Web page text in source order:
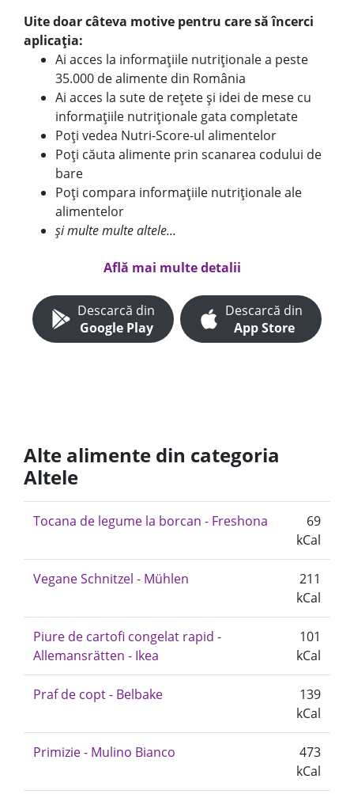
Uite doar câteva motive pentru care să încerci
aplicația:
Ai acces la informațiile nutriționale a peste
35.000 de alimente din România
Ai acces la sute de rețete și idei de mese cu
informațiile nutriționale gata completate
Poți vedea Nutri-Score-ul alimentelor
Poți căuta alimente prin scanarea codului de
bare
Poți compara informațiile nutriționale ale
alimentelor
și multe multe altele...
Află mai multe detalii
Descarcă din
Google Play
Descarcă din
App Store
Alte alimente din categoria
Altele
Tocana de legume la borcan - Freshona
69
kCal
Vegane Schnitzel - Mühlen
211
kCal
Piure de cartofi congelat rapid -
Allemansrätten - Ikea
101
kCal
Praf de copt - Belbake
139
kCal
Primizie - Mulino Bianco
473
kCal